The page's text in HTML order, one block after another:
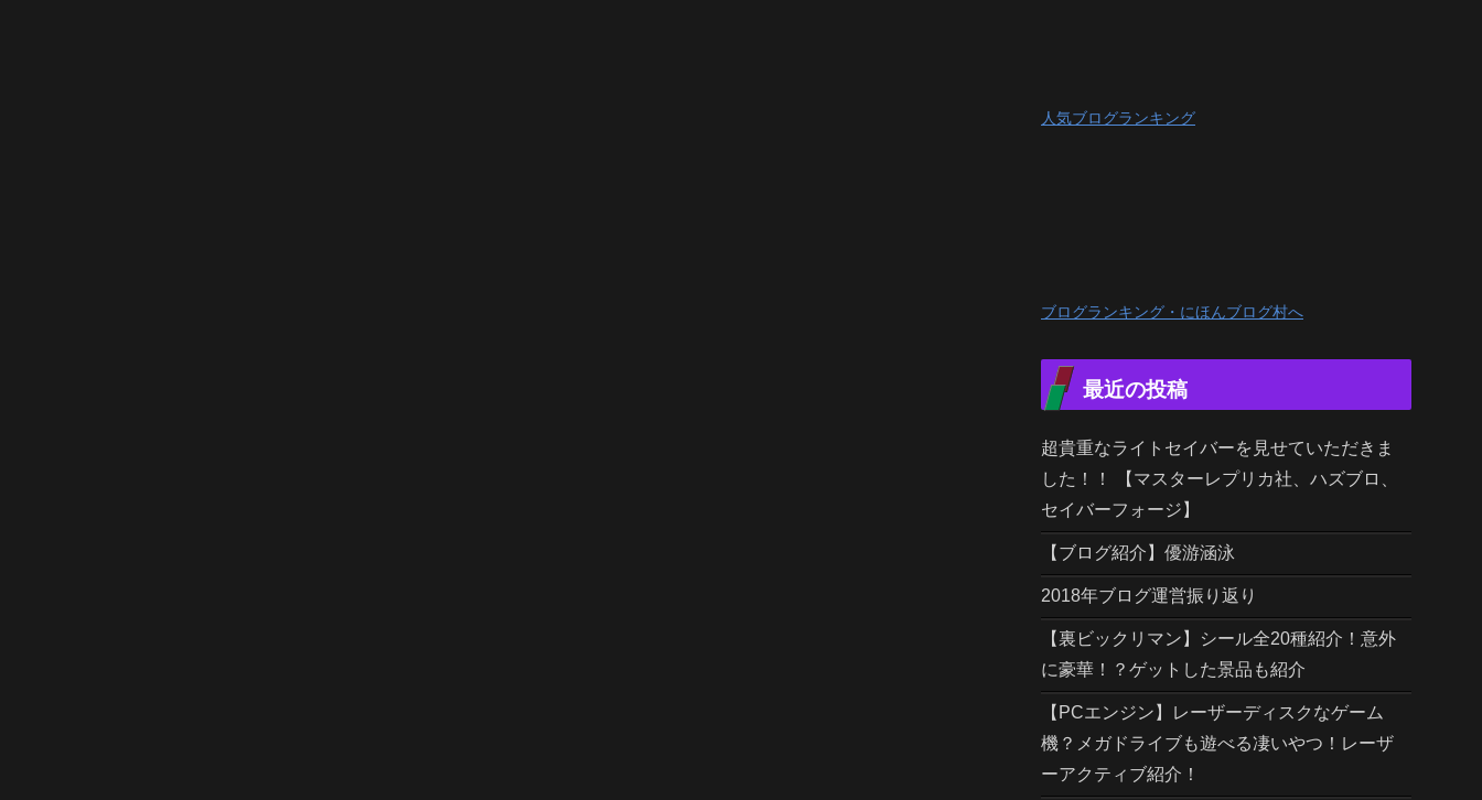
人気ブログランキング
ブログランキング・にほんブログ村へ
最近の投稿
超貴重なライトセイバーを見せていただきま
した！！ 【マスターレプリカ社、ハズブロ、
セイバーフォージ】
【ブログ紹介】優游涵泳
2018年ブログ運営振り返り
【裏ビックリマン】シール全20種紹介！意外
に豪華！？ゲットした景品も紹介
【PCエンジン】レーザーディスクなゲーム
機？メガドライブも遊べる凄いやつ！レーザ
ーアクティブ紹介！